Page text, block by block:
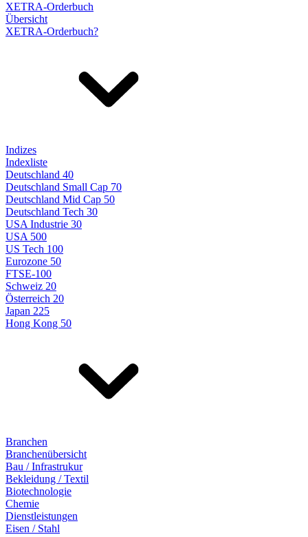
XETRA-Orderbuch
Übersicht
XETRA-Orderbuch?
Indizes
Indexliste
Deutschland 40
Deutschland Small Cap 70
Deutschland Mid Cap 50
Deutschland Tech 30
USA Industrie 30
USA 500
US Tech 100
Eurozone 50
FTSE-100
Schweiz 20
Österreich 20
Japan 225
Hong Kong 50
Branchen
Branchenübersicht
Bau / Infrastrukur
Bekleidung / Textil
Biotechnologie
Chemie
Dienstleistungen
Eisen / Stahl